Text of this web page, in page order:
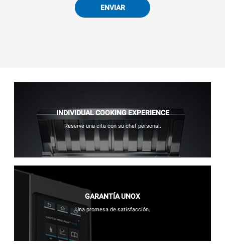
ENVIAR
INDIVIDUAL COOKING EXPERIENCE
Reserve una cita con su chef personal.
GARANTÍA UNOX
Una promesa de satisfacción.